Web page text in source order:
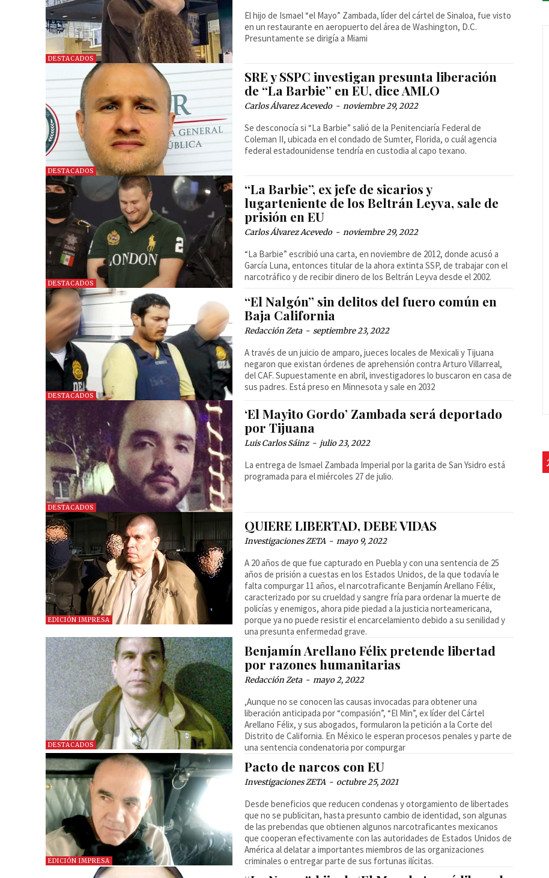
DESTACADOS
El hijo de Ismael “el Mayo” Zambada, líder del cártel de Sinaloa, fue visto
en un restaurante en aeropuerto del área de Washington, D.C.
Presuntamente se dirigía a Miami
DESTACADOS
SRE y SSPC investigan presunta liberación
de “La Barbie” en EU, dice AMLO
Carlos Álvarez Acevedo - noviembre 29, 2022
Se desconocía si “La Barbie” salió de la Penitenciaría Federal de
Coleman II, ubicada en el condado de Sumter, Florida, o cuál agencia
federal estadounidense tendría en custodia al capo texano.
DESTACADOS
“La Barbie”, ex jefe de sicarios y
lugarteniente de los Beltrán Leyva, sale de
prisión en EU
Carlos Álvarez Acevedo - noviembre 29, 2022
“La Barbie” escribió una carta, en noviembre de 2012, donde acusó a
García Luna, entonces titular de la ahora extinta SSP, de trabajar con el
narcotráfico y de recibir dinero de los Beltrán Leyva desde el 2002.
DESTACADOS
“El Nalgón” sin delitos del fuero común en
Baja California
Redacción Zeta - septiembre 23, 2022
A través de un juicio de amparo, jueces locales de Mexicali y Tijuana
negaron que existan órdenes de aprehensión contra Arturo Villarreal,
del CAF. Supuestamente en abril, investigadores lo buscaron en casa de
sus padres. Está preso en Minnesota y sale en 2032
DESTACADOS
‘El Mayito Gordo’ Zambada será deportado
por Tijuana
Luis Carlos Sáinz - julio 23, 2022
La entrega de Ismael Zambada Imperial por la garita de San Ysidro está
programada para el miércoles 27 de julio.
EDICIÓN IMPRESA
QUIERE LIBERTAD, DEBE VIDAS
Investigaciones ZETA - mayo 9, 2022
A 20 años de que fue capturado en Puebla y con una sentencia de 25
años de prisión a cuestas en los Estados Unidos, de la que todavía le
falta compurgar 11 años, el narcotraficante Benjamín Arellano Félix,
caracterizado por su crueldad y sangre fría para ordenar la muerte de
policías y enemigos, ahora pide piedad a la justicia norteamericana,
porque ya no puede resistir el encarcelamiento debido a su senilidad y
una presunta enfermedad grave.
DESTACADOS
Benjamín Arellano Félix pretende libertad
por razones humanitarias
Redacción Zeta - mayo 2, 2022
,Aunque no se conocen las causas invocadas para obtener una
liberación anticipada por “compasión”, “El Min”, ex líder del Cártel
Arellano Félix, y sus abogados, formularon la petición a la Corte del
Distrito de California. En México le esperan procesos penales y parte de
una sentencia condenatoria por compurgar
EDICIÓN IMPRESA
Pacto de narcos con EU
Investigaciones ZETA - octubre 25, 2021
Desde beneficios que reducen condenas y otorgamiento de libertades
que no se publicitan, hasta presunto cambio de identidad, son algunas
de las prebendas que obtienen algunos narcotraficantes mexicanos
que cooperan efectivamente con las autoridades de Estados Unidos de
América al delatar a importantes miembros de las organizaciones
criminales o entregar parte de sus fortunas ilícitas.